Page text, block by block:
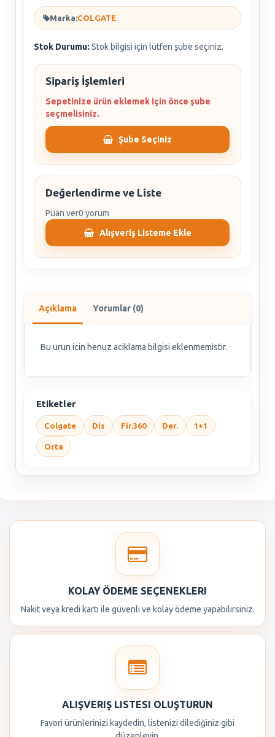
Marka:COLGATE
Stok Durumu: Stok bilgisi için lütfen şube seçiniz.
Sipariş İşlemleri
Sepetinize ürün eklemek için önce şube
seçmelisiniz.
Şube Seçiniz
Değerlendirme ve Liste
Puan ver0 yorum
Alışveriş Listeme Ekle
Açıklama Yorumlar (0)
Bu urun icin henuz aciklama bilgisi eklenmemistir.
Etiketler
Colgate Dis Fir.360 Der. 1+1
Orta
KOLAY ÖDEME SEÇENEKLERI
Nakit veya kredi kartı ile güvenli ve kolay ödeme yapabilirsiniz.
ALIŞVERIŞ LISTESI OLUŞTURUN
Favori ürünlerinizi kaydedin, listenizi dilediğiniz gibi